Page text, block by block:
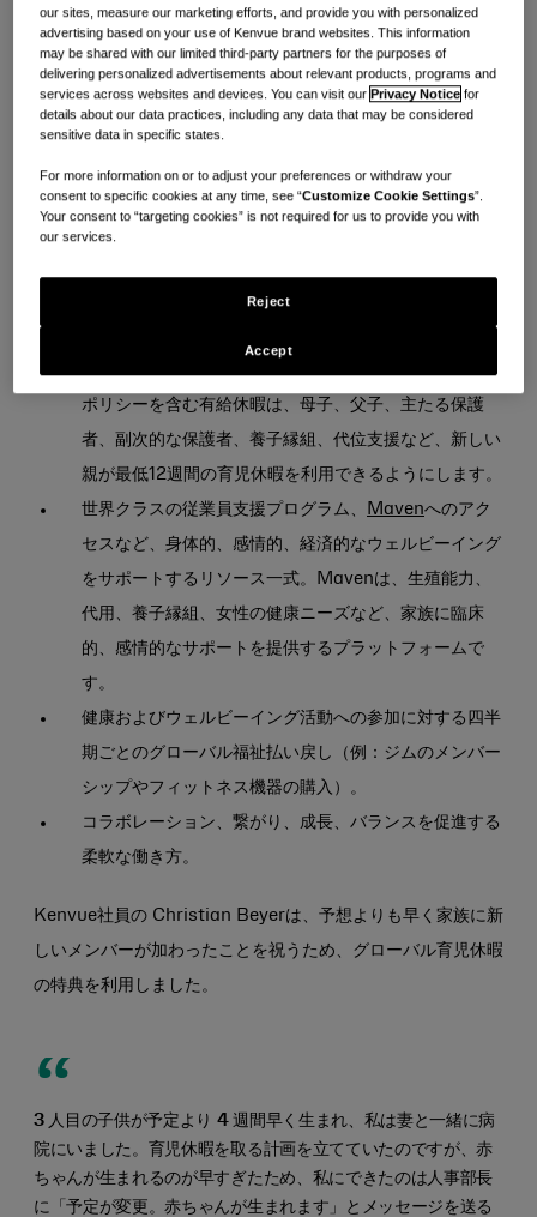
Kenvueからの有意義な貢献を認識することを目的としていま
す。競争力のある給与とボーナスの機会（該当する場合）に加
えて、Kenvueには以下のようなさまざまな福利厚生がありま
ケニア人とその家族の健康とウェルビーイングを優先す
る包括的な医療、生命保険、障害保険。
的なウェルビーイングを支援するために設計されたプロ
すべての種類の家族の休暇、休日、グローバル育児休暇
ポリシーを含む有給休暇は、母子、父子、主たる保護
者、副次的な保護者、養子縁組、代位支援など、新しい
親が最低12週間の育児休暇を利用できるようにします。
世界クラスの従業員支援プログラム、 Mavenへのアク
セスなど、身体的、感情的、経済的なウェルビーイング
をサポートするリソース一式。Mavenは、生殖能力、
代用、養子縁組、女性の健康ニーズなど、家族に臨床
的、感情的なサポートを提供するプラットフォームで
す。
健康およびウェルビーイング活動への参加に対する四半
期ごとのグローバル福祉払い戻し（例：ジムのメンバー
シップやフィットネス機器の購入）。
コラボレーション、繋がり、成長、バランスを促進する
柔軟な働き方。
Kenvue社員の Christian Beyerは、予想よりも早く家族に新
しいメンバーが加わったことを祝うため、グローバル育児休暇
の特典を利用しました。
3 人目の子供が予定より 4 週間早く生まれ、私は妻と一緒に病
院にいました。育児休暇を取る計画を立てていたのですが、赤
ちゃんが生まれるのが早すぎたため、私にできたのは人事部長
に「予定が変更。赤ちゃんが生まれます」とメッセージを送る
our sites, measure our marketing efforts, and provide you with personalized
advertising based on your use of Kenvue brand websites. This information
may be shared with our limited third-party partners for the purposes of
delivering personalized advertisements about relevant products, programs and
services across websites and devices. You can visit ourPrivacy Notice for
details about our data practices, including any data that may be considered
sensitive data in specific states.
For more information on or to adjust your preferences or withdraw your
consent to specific cookies at any time, see “Customize Cookie Settings”.
Your consent to “targeting cookies” is not required for us to provide you with
our services.
Reject
Accept